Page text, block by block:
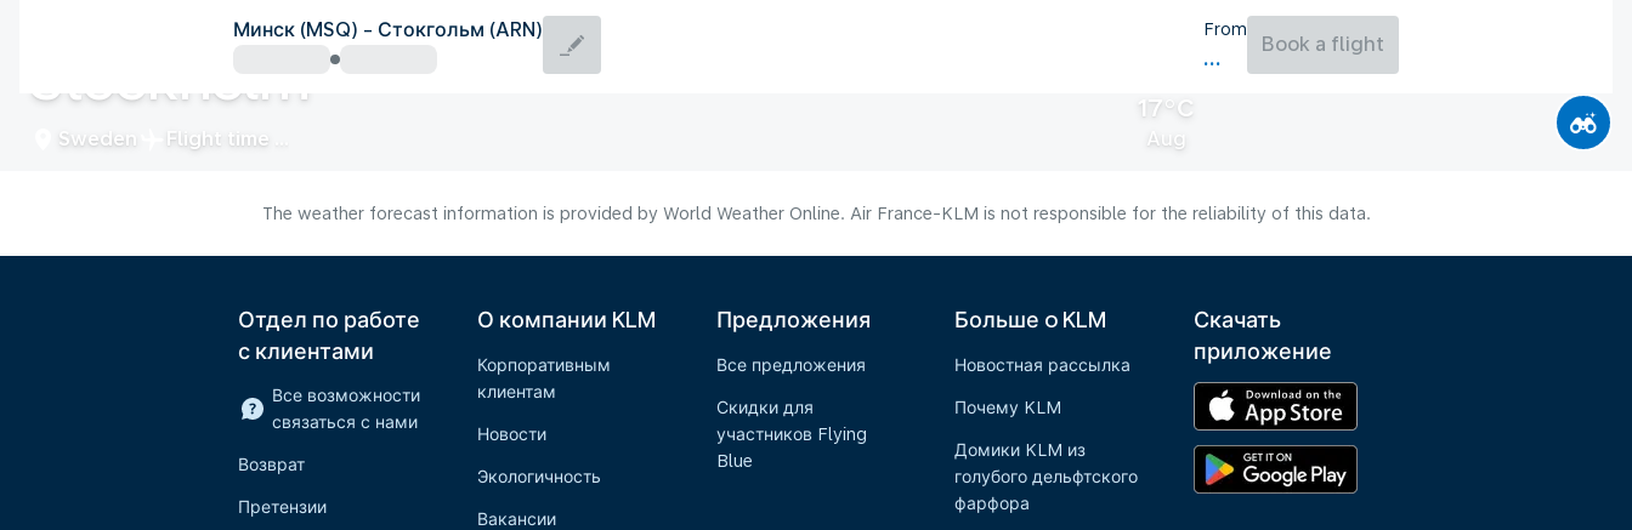
Stockholm
Sweden Flight time
17°C
Aug
Минск (MSQ) - Стокгольм (ARN) From
Book a flight
The weather forecast information is provided by World Weather Online. Air France-KLM is not responsible for the reliability of this data.
Отдел по работе
с клиентами
Все возможности
связаться с нами
Возврат
Претензии
О компании KLM
Корпоративным
клиентам
Новости
Экологичность
Вакансии
Предложения
Все предложения
Скидки для
участников Flying
Blue
Больше o KLM
Новостная рассылка
Почему KLM
Домики KLM из
голубого дельфтского
фарфора
Скачать
приложение